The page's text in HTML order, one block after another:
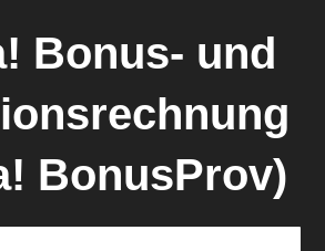
Bonus- und
BonusProv)